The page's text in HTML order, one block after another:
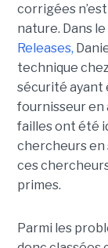
corrigées
nature. Dans
Releases,
technique
sécurité ayant
fournisseur en
failles ont été
chercheurs en
ces
primes.
Parmi les